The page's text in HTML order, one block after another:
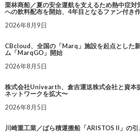
栗林商船／夏の安全運航を支えるため熱中症対
への飲料配布を開始、4年目となるファン付き
2026年8月9日
CBcloud、全国の「Marq」施設を起点とした
ム「MarqGO」開始
2026年8月5日
株式会社Univearth、倉吉運送株式会社と資本
ネットワークを拡大〜
2026年8月5日
川崎重工業／ばら積運搬船「ARISTOS II」の引